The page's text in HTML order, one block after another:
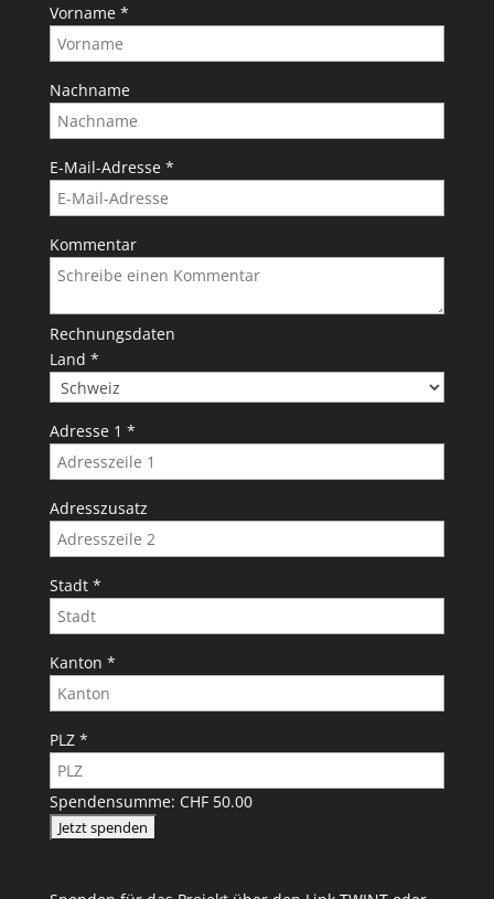
Vorname *
Nachname
E-Mail-Adresse *
Kommentar
Rechnungsdaten
Land *
Adresse 1 *
Adresszusatz
Stadt *
Kanton *
PLZ *
Spendensumme: CHF 50.00